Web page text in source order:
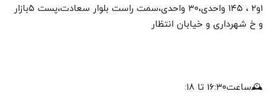
۱و۲ ، ۱۴۵ واحدی،۳۰ واحدی،سمت راست بلوار سعادت،پست ۵بازار
و خ شهرداری و خیابان انتظار
🕰ساعت۱۶:۳۰ تا ۱۸: